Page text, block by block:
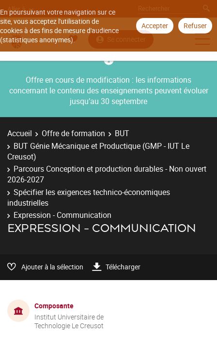
En poursuivant votre navigation sur ce
site, vous acceptez l'utilisation de
cookies à des fins de mesure d'audience
(statistiques anonymes).
Accepter Refuser
Aller à
Se connecter
Offre en cours de modification : les informations
concernant le contenu des enseignements peuvent évoluer
jusqu’au 30 septembre
Accueil Offre de formation
BUT
BUT Génie Mécanique et Productique (GMP - IUT Le
Creusot)
Parcours Conception et production durables - Non ouvert
2026-2027
Spécifier les exigences technico-économiques
industrielles
Expression - Communication
EXPRESSION - COMMUNICATION
Ajouter à la sélection Télécharger
Composante
Institut Universitaire de
Technologie Le Creusot